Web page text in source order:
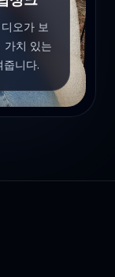
오가 보
가치 있는
니다.